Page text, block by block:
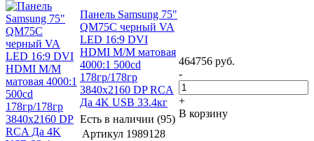
Панель Samsung 75"
QM75C черный VA
LED 16:9 DVI
HDMI M/M матовая
4000:1 500cd
178гр/178гр
3840x2160 DP RCA
Да 4K USB 33.4кг
Есть в наличии (95)
Артикул 1989128
464756 руб.
-
+
В корзину